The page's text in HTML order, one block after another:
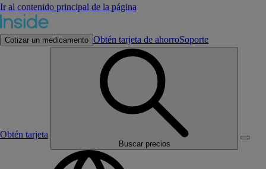
Ir al contenido principal de la página
Cotizar un medicamento Obtén tarjeta de ahorroSoporte
Obtén tarjeta
Buscar precios